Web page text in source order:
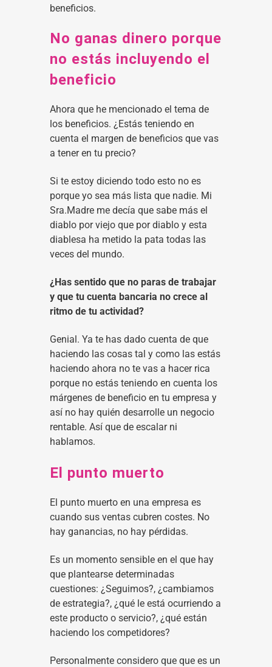
beneficios.
No ganas dinero porque
no estás incluyendo el
beneficio
Ahora que he mencionado el tema de
los beneficios. ¿Estás teniendo en
cuenta el margen de beneficios que vas
a tener en tu precio?
Si te estoy diciendo todo esto no es
porque yo sea más lista que nadie. Mi
Sra.Madre me decía que sabe más el
diablo por viejo que por diablo y esta
diablesa ha metido la pata todas las
veces del mundo.
¿Has sentido que no paras de trabajar
y que tu cuenta bancaria no crece al
ritmo de tu actividad?
Genial. Ya te has dado cuenta de que
haciendo las cosas tal y como las estás
haciendo ahora no te vas a hacer rica
porque no estás teniendo en cuenta los
márgenes de beneficio en tu empresa y
así no hay quién desarrolle un negocio
rentable. Así que de escalar ni
hablamos.
El punto muerto
El punto muerto en una empresa es
cuando sus ventas cubren costes. No
hay ganancias, no hay pérdidas.
Es un momento sensible en el que hay
que plantearse determinadas
cuestiones: ¿Seguimos?, ¿cambiamos
de estrategia?, ¿qué le está ocurriendo a
este producto o servicio?, ¿qué están
haciendo los competidores?
Personalmente considero que que es un